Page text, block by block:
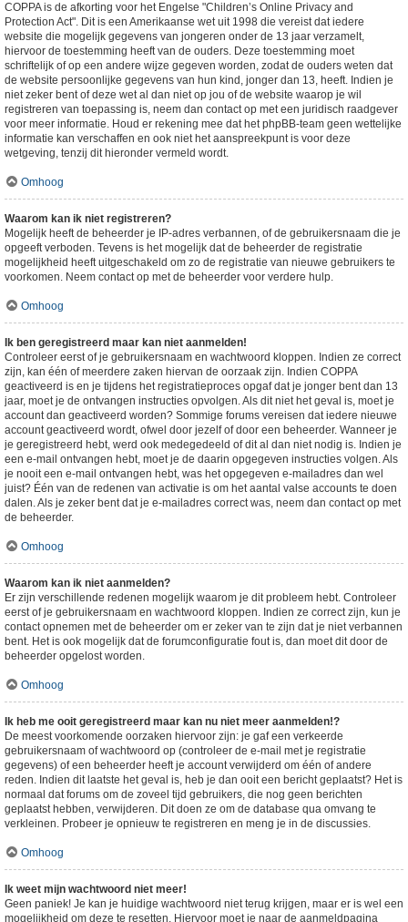
COPPA is de afkorting voor het Engelse "Children’s Online Privacy and
Protection Act". Dit is een Amerikaanse wet uit 1998 die vereist dat iedere
website die mogelijk gegevens van jongeren onder de 13 jaar verzamelt,
hiervoor de toestemming heeft van de ouders. Deze toestemming moet
schriftelijk of op een andere wijze gegeven worden, zodat de ouders weten dat
de website persoonlijke gegevens van hun kind, jonger dan 13, heeft. Indien je
niet zeker bent of deze wet al dan niet op jou of de website waarop je wil
registreren van toepassing is, neem dan contact op met een juridisch raadgever
voor meer informatie. Houd er rekening mee dat het phpBB-team geen wettelijke
informatie kan verschaffen en ook niet het aanspreekpunt is voor deze
wetgeving, tenzij dit hieronder vermeld wordt.
Omhoog
Waarom kan ik niet registreren?
Mogelijk heeft de beheerder je IP-adres verbannen, of de gebruikersnaam die je
opgeeft verboden. Tevens is het mogelijk dat de beheerder de registratie
mogelijkheid heeft uitgeschakeld om zo de registratie van nieuwe gebruikers te
voorkomen. Neem contact op met de beheerder voor verdere hulp.
Omhoog
Ik ben geregistreerd maar kan niet aanmelden!
Controleer eerst of je gebruikersnaam en wachtwoord kloppen. Indien ze correct
zijn, kan één of meerdere zaken hiervan de oorzaak zijn. Indien COPPA
geactiveerd is en je tijdens het registratieproces opgaf dat je jonger bent dan 13
jaar, moet je de ontvangen instructies opvolgen. Als dit niet het geval is, moet je
account dan geactiveerd worden? Sommige forums vereisen dat iedere nieuwe
account geactiveerd wordt, ofwel door jezelf of door een beheerder. Wanneer je
je geregistreerd hebt, werd ook medegedeeld of dit al dan niet nodig is. Indien je
een e-mail ontvangen hebt, moet je de daarin opgegeven instructies volgen. Als
je nooit een e-mail ontvangen hebt, was het opgegeven e-mailadres dan wel
juist? Één van de redenen van activatie is om het aantal valse accounts te doen
dalen. Als je zeker bent dat je e-mailadres correct was, neem dan contact op met
de beheerder.
Omhoog
Waarom kan ik niet aanmelden?
Er zijn verschillende redenen mogelijk waarom je dit probleem hebt. Controleer
eerst of je gebruikersnaam en wachtwoord kloppen. Indien ze correct zijn, kun je
contact opnemen met de beheerder om er zeker van te zijn dat je niet verbannen
bent. Het is ook mogelijk dat de forumconfiguratie fout is, dan moet dit door de
beheerder opgelost worden.
Omhoog
Ik heb me ooit geregistreerd maar kan nu niet meer aanmelden!?
De meest voorkomende oorzaken hiervoor zijn: je gaf een verkeerde
gebruikersnaam of wachtwoord op (controleer de e-mail met je registratie
gegevens) of een beheerder heeft je account verwijderd om één of andere
reden. Indien dit laatste het geval is, heb je dan ooit een bericht geplaatst? Het is
normaal dat forums om de zoveel tijd gebruikers, die nog geen berichten
geplaatst hebben, verwijderen. Dit doen ze om de database qua omvang te
verkleinen. Probeer je opnieuw te registreren en meng je in de discussies.
Omhoog
Ik weet mijn wachtwoord niet meer!
Geen paniek! Je kan je huidige wachtwoord niet terug krijgen, maar er is wel een
mogelijkheid om deze te resetten. Hiervoor moet je naar de aanmeldpagina